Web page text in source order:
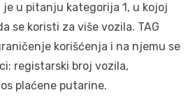
je u pitanju kategorija 1, u kojoj
se koristi za više vozila. TAG
korišćenja i na njemu se
registarski broj vozila,
plaćene putarine.